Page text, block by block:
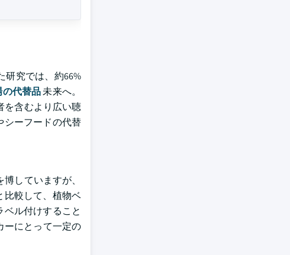
研究では、約66%
の代替品未来へ。
を含むより広い聴
シーフードの代替
していますが、
比較して、植物ベ
ル付けすること
ーにとって一定の